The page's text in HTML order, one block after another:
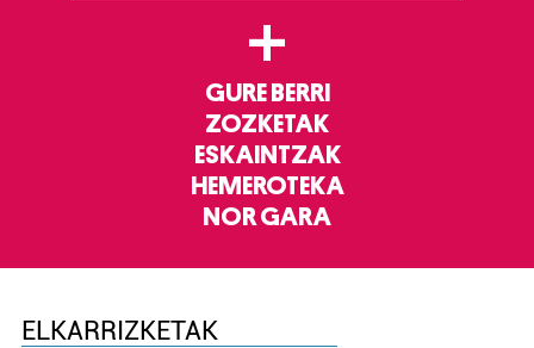
+
GURE BERRI
ZOZKETAK
ESKAINTZAK
HEMEROTEKA
NOR GARA
ELKARRIZKETAK